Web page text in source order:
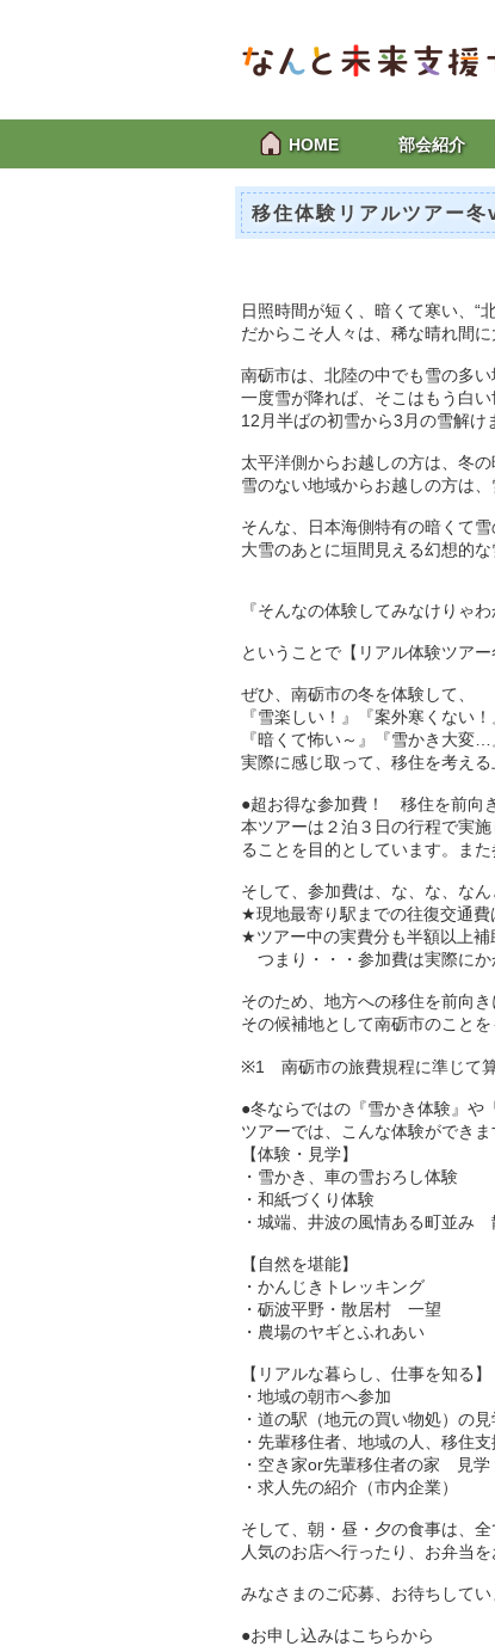
HOME 部会紹介
移住体験リアルツアー
日照時間が短く、暗くて寒い、“北
だからこそ人々は、稀な晴れ間
南砺市は、北陸の中でも雪の多い
一度雪が降れば、そこはもう白い
12月半ばの初雪から3月の雪解け
太平洋側からお越しの方は、冬の
雪のない地域からお越しの方は
そんな、日本海側特有の暗くて
大雪のあとに垣間見える幻想的
『そんなの体験してみなけりゃ
ということで【リアル体験ツア
ぜひ、南砺市の冬を体験して、
『雪楽しい！』『案外寒くない！
『暗くて怖い～』『雪かき大変…
実際に感じ取って、移住を考え
●超お得な参加費！ 移住を前向
本ツアーは２泊３日の行程で実
ることを目的としています。ま
そして、参加費は、な、な、なん
★現地最寄り駅までの往復交通
★ツアー中の実費分も半額以上補
つまり・・・参加費は実際にか
そのため、地方への移住を前向き
その候補地として南砺市のこと
※1 南砺市の旅費規程に準じて
●冬ならではの『雪かき体験』や
ツアーでは、こんな体験ができま
【体験・見学】
・雪かき、車の雪おろし体験
・和紙づくり体験
・城端、井波の風情ある町並み
【自然を堪能】
・かんじきトレッキング
・砺波平野・散居村 一望
・農場のヤギとふれあい
【リアルな暮らし、仕事を知る】
・地域の朝市へ参加
・道の駅（地元の買い物処）の見
・先輩移住者、地域の人、移住
・空き家or先輩移住者の家 見学
・求人先の紹介（市内企業）
そして、朝・昼・夕の食事は、
人気のお店へ行ったり、お弁当
みなさまのご応募、お待ちしてい
●お申し込みはこちらから